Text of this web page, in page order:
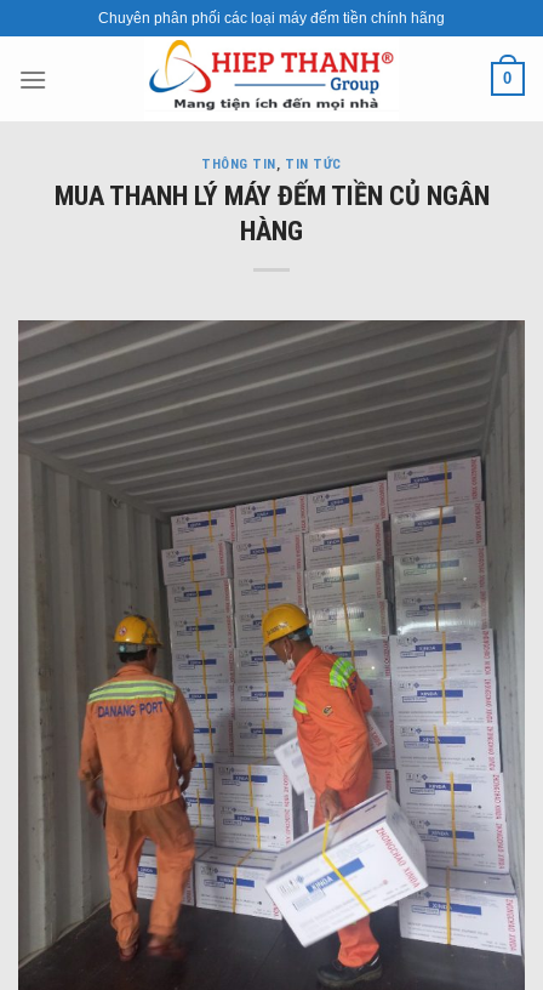
content
Chuyên phân phối các loại máy đếm tiền chính hãng
0
THÔNG TIN, TIN TỨC
MUA THANH LÝ MÁY ĐẾM TIỀN CỦ NGÂN
HÀNG